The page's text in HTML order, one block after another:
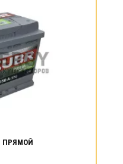
ПРЯМОЙ